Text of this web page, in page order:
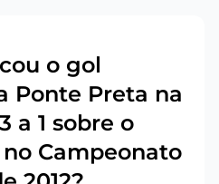
o gol
Ponte Preta na
a 1 sobre o
Campeonato